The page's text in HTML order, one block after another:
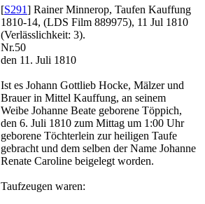
[S291] Rainer Minnerop, Taufen Kauffung
1810-14, (LDS Film 889975), 11 Jul 1810
(Verlässlichkeit: 3).
Nr.50
den 11. Juli 1810
Ist es Johann Gottlieb Hocke, Mälzer und
Brauer in Mittel Kauffung, an seinem
Weibe Johanne Beate geborene Töppich,
den 6. Juli 1810 zum Mittag um 1:00 Uhr
geborene Töchterlein zur heiligen Taufe
gebracht und dem selben der Name Johanne
Renate Caroline beigelegt worden.
Taufzeugen waren: